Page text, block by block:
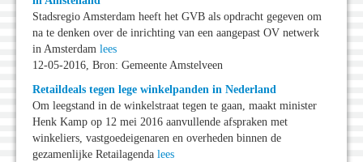
Stadsregio Amsterdam heeft het GVB als opdracht gegeven om
na te denken over de inrichting van een aangepast OV netwerk
in Amsterdam lees
12-05-2016, Bron: Gemeente Amstelveen
Retaildeals tegen lege winkelpanden in Nederland
Om leegstand in de winkelstraat tegen te gaan, maakt minister
Henk Kamp op 12 mei 2016 aanvullende afspraken met
winkeliers, vastgoedeigenaren en overheden binnen de
gezamenlijke Retailagenda lees